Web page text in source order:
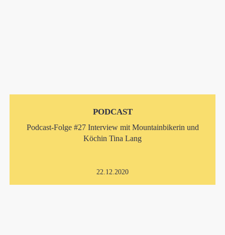
PODCAST
Podcast-Folge #27 Interview mit Mountainbikerin und
Köchin Tina Lang
22.12.2020